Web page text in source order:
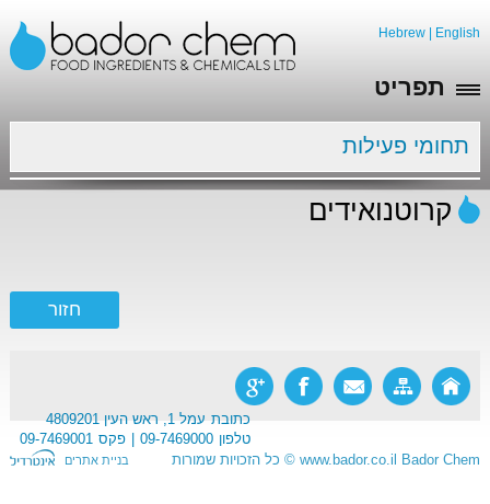
Hebrew English
תפריט
תחומי פעילות
קרוטנואידים
כתובת עמל 1, ראש העין 4809201
טלפון 09-7469000 פקס 09-7469001
Bador Chem
www.bador.co.il
© כל הזכויות שמורות בניית אתרים